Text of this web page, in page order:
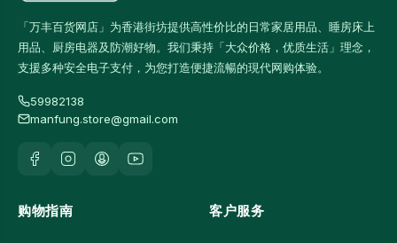
「万丰百货网店」为香港街坊提供高性价比的日常家居用品、睡房床上
用品、厨房电器及防潮好物。我们秉持「大众价格，优质生活」理念，
支援多种安全电子支付，为您打造便捷流暢的現代网购体验。
59982138
manfung.store@gmail.com
购物指南 客户服务